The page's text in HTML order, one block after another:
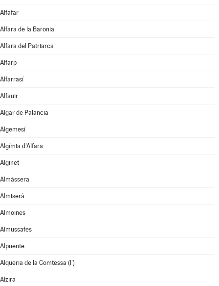
Alfafar
Alfara de la Baronia
Alfara del Patriarca
Alfarp
Alfarrasí
Alfauir
Algar de Palancia
Algemesí
Algímia d'Alfara
Alginet
Almàssera
Almiserà
Almoines
Almussafes
Alpuente
Alqueria de la Comtessa (l')
Alzira